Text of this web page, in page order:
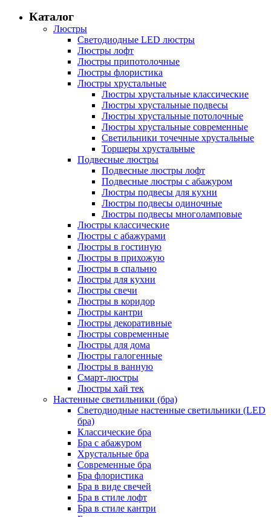
Каталог
Люстры
Светодиодные LED люстры
Люстры лофт
Люстры припотолочные
Люстры флористика
Люстры хрустальные
Люстры хрустальные классические
Люстры хрустальные подвесы
Люстры хрустальные потолочные
Люстры хрустальные современные
Светильники точечные хрустальные
Торшеры хрустальные
Подвесные люстры
Подвесные люстры лофт
Подвесные люстры с абажуром
Люстры подвесы для кухни
Люстры подвесы одиночные
Люстры подвесы многоламповые
Люстры классические
Люстры с абажурами
Люстры в гостиную
Люстры в прихожую
Люстры в спальню
Люстры для кухни
Люстры свечи
Люстры в коридор
Люстры кантри
Люстры декоративные
Люстры современные
Люстры для дома
Люстры галогенные
Люстры в ванную
Смарт-люстры
Люстры хай тек
Настенные светильники (бра)
Светодиодные настенные светильники (LED
бра)
Классические бра
Бра с абажуром
Хрустальные бра
Современные бра
Бра флористика
Бра в виде свечей
Бра в стиле лофт
Бра в стиле кантри